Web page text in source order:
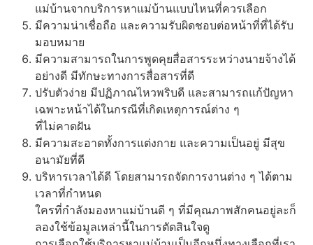
แม่บ้านจากบริการหาแม่บ้านแบบไหนที่ควรเลือก
มีความน่าเชื่อถือ และความรับผิดชอบต่อหน้าที่ที่ได้รับ
มอบหมาย
มีความสามารถในการพูดคุยสื่อสารระหว่างนายจ้างได้
อย่างดี มีทักษะทางการสื่อสารที่ดี
ปรับตัวง่าย มีปฏิภาณไหวพริบดี และสามารถแก้ปัญหา
เฉพาะหน้าได้ในกรณีที่เกิดเหตุการณ์ต่าง ๆ
ที่ไม่คาดฝัน
มีความสะอาดทั้งการแต่งกาย และความเป็นอยู่ มีสุข
อนามัยที่ดี
บริหารเวลาได้ดี โดยสามารถจัดการงานต่าง ๆ ได้ตาม
เวลาที่กำหนด
ใครที่กำลังมองหาแม่บ้านดี ๆ ที่มีคุณภาพสักคนอยู่ละก็
ลองใช้ข้อมูลเหล่านี้ในการตัดสินใจดู